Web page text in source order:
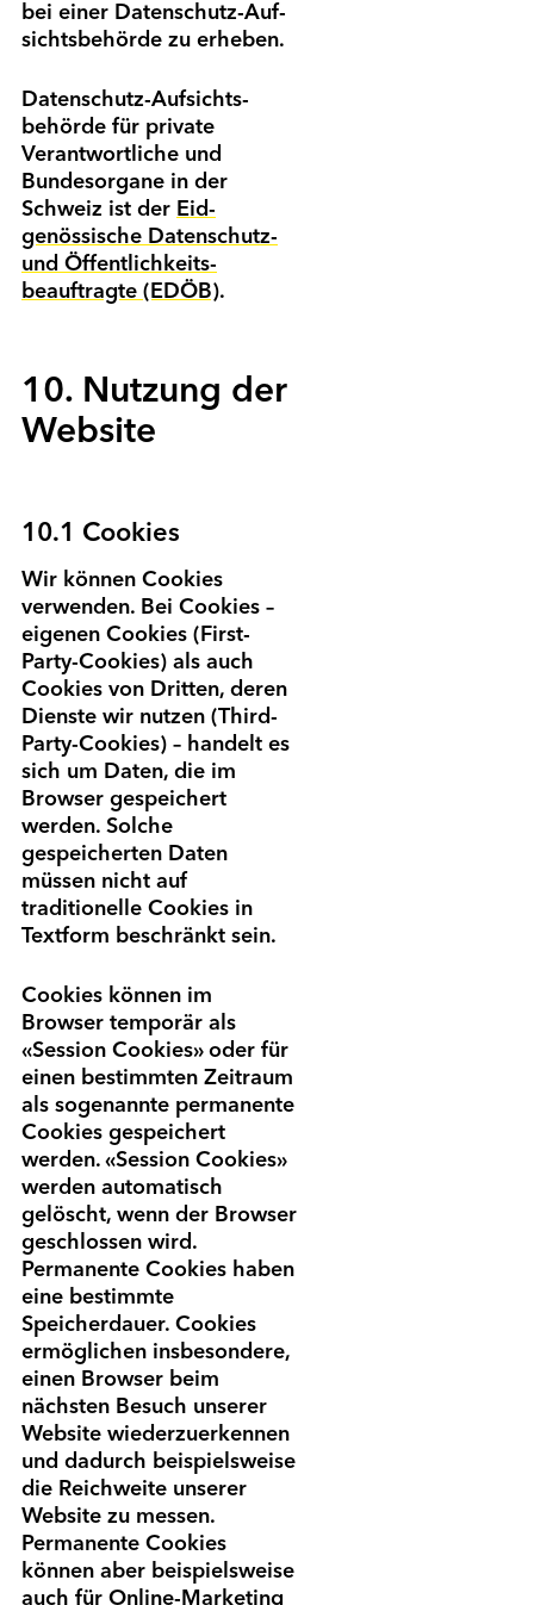
bei einer Daten­schutz-Auf­
sichts­behörde zu erheben.
Daten­schutz-Aufsichts­
behörde für private
Verantwortliche und
Bundes­organe in der
Schweiz ist der Eid­
genössische Daten­schutz-
und Öffentlich­keits­
beauftragte (EDÖB).
10. Nutzung der
Website
10.1 Cookies
Wir können Cookies
verwenden. Bei Cookies –
eigenen Cookies (First-
Party-Cookies) als auch
Cookies von Dritten, deren
Dienste wir nutzen (Third-
Party-Cookies) – handelt es
sich um Daten, die im
Browser gespeichert
werden. Solche
gespeicherten Daten
müssen nicht auf
traditionelle Cookies in
Textform beschränkt sein.
Cookies können im
Browser temporär als
«Session Cookies» oder für
einen bestimmten Zeitraum
als sogenannte permanente
Cookies gespeichert
werden. «Session Cookies»
werden automatisch
gelöscht, wenn der Browser
geschlossen wird.
Permanente Cookies haben
eine bestimmte
Speicherdauer. Cookies
ermöglichen insbesondere,
einen Browser beim
nächsten Besuch unserer
Website wiederzuerkennen
und dadurch beispielsweise
die Reichweite unserer
Website zu messen.
Permanente Cookies
können aber beispielsweise
auch für Online-Marketing